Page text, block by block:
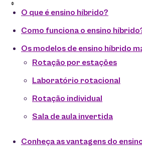
O que é ensino híbrido?
Como funciona o ensino
Os modelos de ensino híbrido
Rotação por estações
Laboratório rotacional
Rotação individual
Sala de aula invertida
Conheça as vantagens do